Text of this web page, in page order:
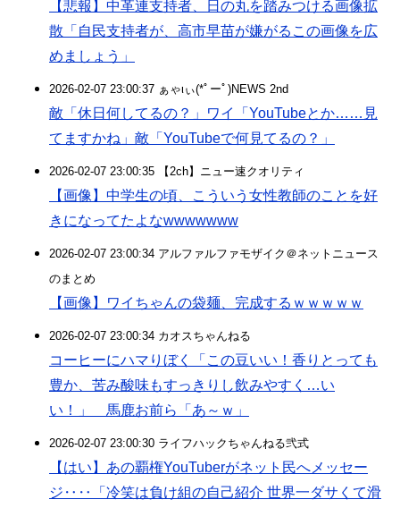
【悲報】中革連支持者、日の丸を踏みつける画像拡
散「自民支持者が、高市早苗が嫌がるこの画像を広
めましょう」
2026-02-07 23:00:37 ぁゃιぃ(*ﾟーﾟ)NEWS 2nd
敵「休日何してるの？」ワイ「YouTubeとか……見
てますかね」敵「YouTubeで何見てるの？」
2026-02-07 23:00:35 【2ch】ニュー速クオリティ
【画像】中学生の頃、こういう女性教師のことを好
きになってたよなwwwwwww
2026-02-07 23:00:34 アルファルファモザイク＠ネットニュース
のまとめ
【画像】ワイちゃんの袋麺、完成するｗｗｗｗｗ
2026-02-07 23:00:34 カオスちゃんねる
コーヒーにハマりぼく「この豆いい！香りとっても
豊か、苦み酸味もすっきりし飲みやすく…い
い！」 馬鹿お前ら「あ～ｗ」
2026-02-07 23:00:30 ライフハックちゃんねる弐式
【はい】あの覇権YouTuberがネット民へメッセー
ジ‥‥「冷笑は負け組の自己紹介 世界一ダサくて滑